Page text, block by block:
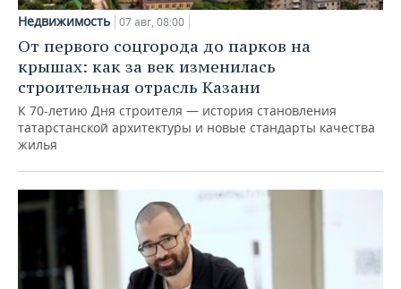
Недвижимость 07 авг, 08:00
От первого соцгорода до парков на
крышах: как за век изменилась
строительная отрасль Казани
К 70-летию Дня строителя — история становления
татарстанской архитектуры и новые стандарты качества
жилья